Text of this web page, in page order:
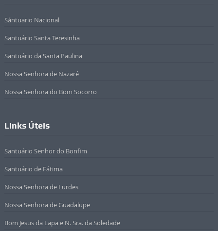
Sántuario Nacional
Santuário Santa Teresinha
Santuário da Santa Paulina
Nossa Senhora de Nazaré
Nossa Senhora do Bom Socorro
Links Úteis
Santuário Senhor do Bonfim
Santuário de Fátima
Nossa Senhora de Lurdes
Nossa Senhora de Guadalupe
Bom Jesus da Lapa e N. Sra. da Soledade